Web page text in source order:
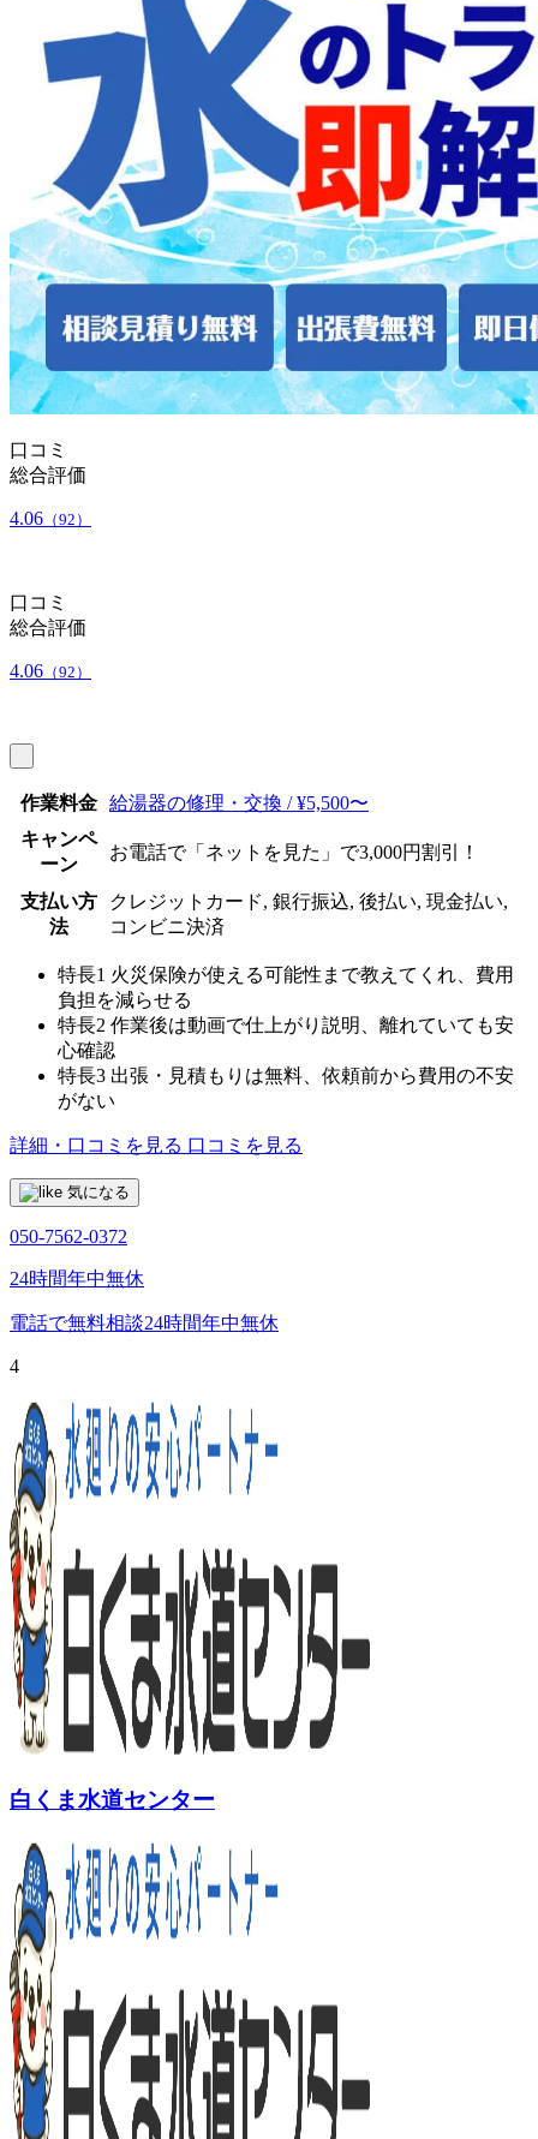
口コミ
総合評価
4.06 （92）
口コミ
総合評価
4.06 （92）
作業料金 給湯器の修理・交換 / ¥5,500〜
キャンペ
ーン
お電話で「ネットを見た」で3,000円割引！
支払い方
法
クレジットカード, 銀行振込, 後払い, 現金払い,
コンビニ決済
特長1 火災保険が使える可能性まで教えてくれ、費用
負担を減らせる
特長2 作業後は動画で仕上がり説明、離れていても安
心確認
特長3 出張・見積もりは無料、依頼前から費用の不安
がない
詳細・口コミを見る 口コミを見る
気になる
050-7562-0372
24時間年中無休
電話で無料相談24時間年中無休
4
白くま水道センター